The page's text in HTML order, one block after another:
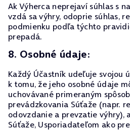
Ak Výherca neprejaví súhlas s
vzdá sa výhry, odoprie súhlas,
podmienku podľa týchto
prepadá.
8. Osobné údaje:
Každý Účastník udeľuje svojou
k tomu, že jeho osobné údaje
uchovávané primeraným
prevádzkovania Súťaže (napr.
odovzdanie a prevzatie výhry),
Súťaže, Usporiadateľom ako